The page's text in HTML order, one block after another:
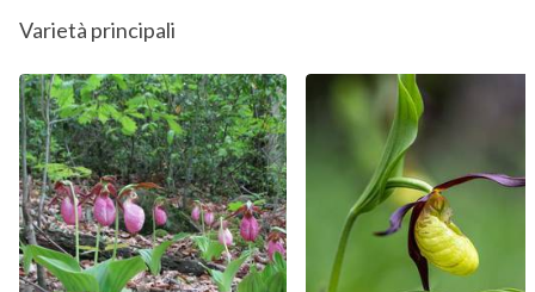
Varietà principali